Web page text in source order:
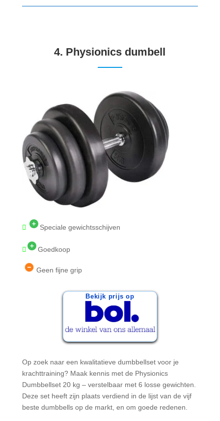
4. Physionics dumbell
Speciale gewichtsschijven
Goedkoop
Geen fijne grip
Bekijk prijs op
Op zoek naar een kwalitatieve dumbbellset voor je
krachttraining? Maak kennis met de Physionics
Dumbbellset 20 kg – verstelbaar met 6 losse gewichten.
Deze set heeft zijn plaats verdiend in de lijst van de vijf
beste dumbbells op de markt, en om goede redenen.